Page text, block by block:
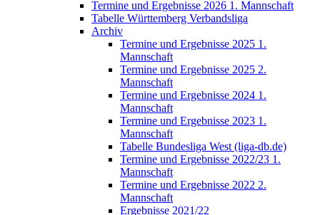
Termine und Ergebnisse 2026 1. Mannschaft
Tabelle Württemberg Verbandsliga
Archiv
Termine und Ergebnisse 2025 1.
Mannschaft
Termine und Ergebnisse 2025 2.
Mannschaft
Termine und Ergebnisse 2024 1.
Mannschaft
Termine und Ergebnisse 2023 1.
Mannschaft
Tabelle Bundesliga West (liga-db.de)
Termine und Ergebnisse 2022/23 1.
Mannschaft
Termine und Ergebnisse 2022 2.
Mannschaft
Ergebnisse 2021/22